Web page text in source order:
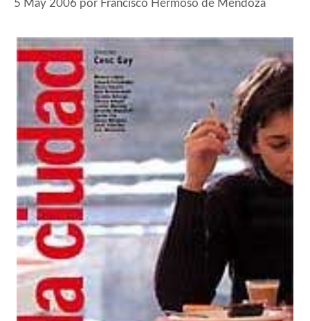
5 May 2006 por Francisco Hermoso de Mendoza